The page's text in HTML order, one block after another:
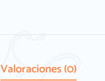
Valoraciones (0)